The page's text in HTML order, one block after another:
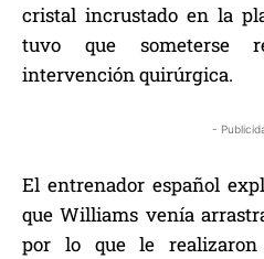
cristal incrustado en la
tuvo que someterse
intervención quirúrgica.
-
El entrenador español
que Williams venía
por lo que le